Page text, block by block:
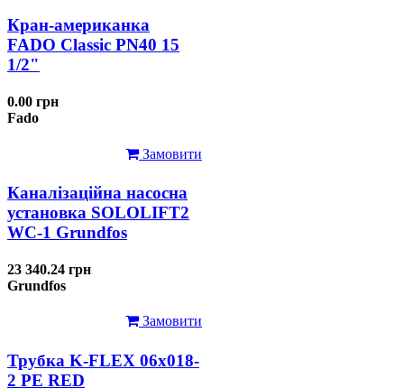
Кран-американка
FADO Classic PN40 15
1/2"
0.00 грн
Fado
Замовити
Каналізаційна насосна
установка SOLOLIFT2
WC-1 Grundfos
23 340.24 грн
Grundfos
Замовити
Трубка K-FLEX 06x018-
2 РЕ RED